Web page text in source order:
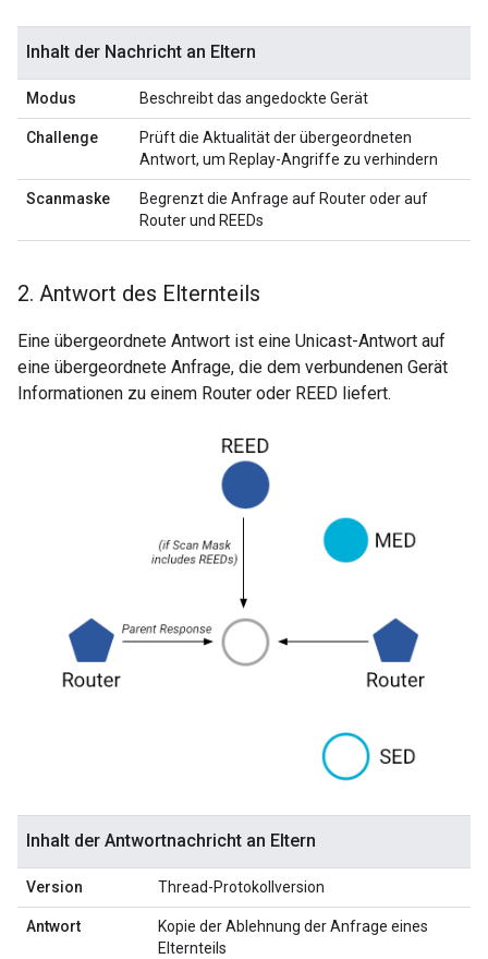
Inhalt der Nachricht an Eltern
Modus Beschreibt das angedockte Gerät
Challenge
Prüft die Aktualität der übergeordneten
Antwort, um Replay-Angriffe zu verhindern
Scanmaske
Begrenzt die Anfrage auf Router oder auf
Router und REEDs
2. Antwort des Elternteils
Eine übergeordnete Antwort ist eine Unicast-Antwort auf
eine übergeordnete Anfrage, die dem verbundenen Gerät
Informationen zu einem Router oder REED liefert.
Inhalt der Antwortnachricht an Eltern
Version Thread-Protokollversion
Antwort
Kopie der Ablehnung der Anfrage eines
Elternteils